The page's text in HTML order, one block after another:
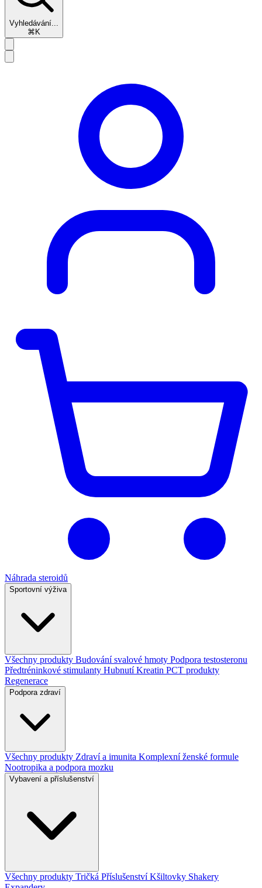
Vyhledávání...
⌘K
Náhrada steroidů
Sportovní výživa
Všechny produkty Budování svalové hmoty Podpora testosteronu
Předtréninkové stimulanty HubnutíKreatin PCT produkty
Regenerace
Podpora zdraví
Všechny produkty Zdraví a imunita Komplexní ženské formule
Nootropika a podpora mozku
Vybavení a příslušenství
Všechny produkty Tričká PříslušenstvíKšiltovky Shakery